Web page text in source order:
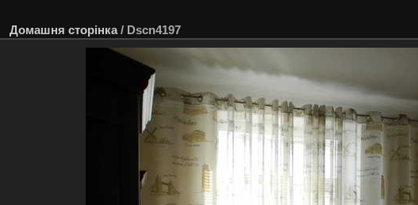
Домашня сторінка/ Dscn4197